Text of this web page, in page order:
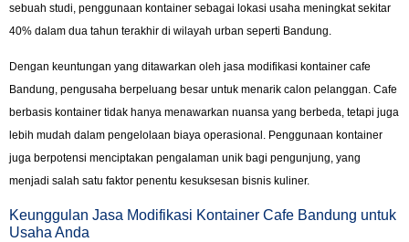
sebuah studi, penggunaan kontainer sebagai lokasi usaha meningkat sekitar
40% dalam dua tahun terakhir di wilayah urban seperti Bandung.
Dengan keuntungan yang ditawarkan oleh jasa modifikasi kontainer cafe
Bandung, pengusaha berpeluang besar untuk menarik calon pelanggan. Cafe
berbasis kontainer tidak hanya menawarkan nuansa yang berbeda, tetapi juga
lebih mudah dalam pengelolaan biaya operasional. Penggunaan kontainer
juga berpotensi menciptakan pengalaman unik bagi pengunjung, yang
menjadi salah satu faktor penentu kesuksesan bisnis kuliner.
Keunggulan Jasa Modifikasi Kontainer Cafe Bandung untuk
Usaha Anda